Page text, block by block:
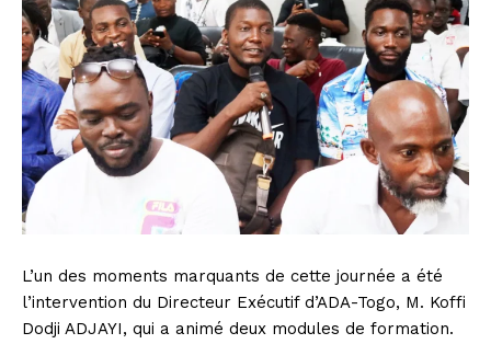
L’un des moments marquants de cette journée a été
l’intervention du Directeur Exécutif d’ADA-Togo, M. Koffi
Dodji ADJAYI, qui a animé deux modules de formation.